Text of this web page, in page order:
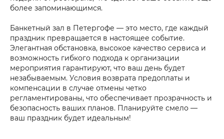
более запоминающимся.
Банкетный зал в Петергофе — это место, где каждый
праздник превращается в настоящее событие.
Элегантная обстановка, высокое качество сервиса и
возможность гибкого подхода к организации
мероприятия гарантируют, что ваш день будет
незабываемым. Условия возврата предоплаты и
компенсации в случае отмены четко
регламентированы, что обеспечивает прозрачность и
безопасность ваших планов. Планируйте смело —
ваш праздник будет идеальным!